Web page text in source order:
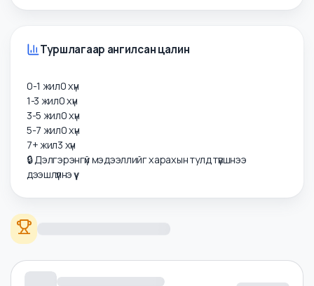
Илүү их мэдээлэл авахын тулд түвшнээ дээшлүүлнэ үү
Туршлагаар ангилсан цалин
0-1 жил0хүн
1-3 жил0хүн
3-5 жил0хүн
5-7 жил0хүн
дээшлүүлнэ үү